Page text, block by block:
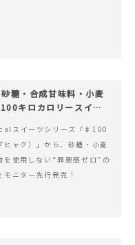
糖・合成甘味料・小麦
キロカロリースイー
スイーツシリーズ「♯100
ヒャク）」から、砂糖・小麦
を使用しない“罪悪感ゼロ”の
モニター先行発売！